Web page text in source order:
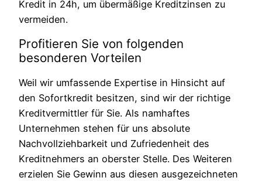
Kredit in 24h, um übermäßige Kreditzinsen zu
vermeiden.
Profitieren Sie von folgenden
besonderen Vorteilen
Weil wir umfassende Expertise in Hinsicht auf
den Sofortkredit besitzen, sind wir der richtige
Kreditvermittler für Sie. Als namhaftes
Unternehmen stehen für uns absolute
Nachvollziehbarkeit und Zufriedenheit des
Kreditnehmers an oberster Stelle. Des Weiteren
erzielen Sie Gewinn aus diesen ausgezeichneten